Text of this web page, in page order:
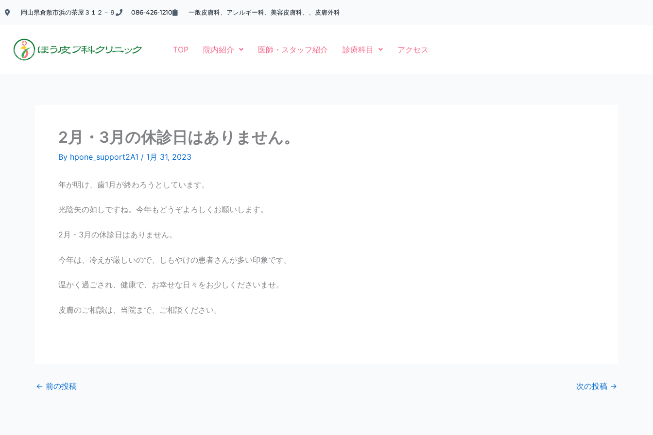
容
岡山県倉敷市浜の茶屋３１２－９ 086-426-1210 一般皮膚科、アレルギー科、美容皮膚科、、皮膚外科
TOP 院内紹介 医師・スタッフ紹介 診療科目 アクセス
2月・3月の休診日はありません。
By hpone_support2A1 / 1月 31, 2023
年が明け、歯1月が終わろうとしています。
光陰矢の如しですね。今年もどうぞよろしくお願いします。
2月・3月の休診日はありません。
今年は、冷えが厳しいので、しもやけの患者さんが多い印象です。
温かく過ごされ、健康で、お幸せな日々をお少しくださいませ。
皮膚のご相談は、当院まで、ご相談ください。
← 前の投稿 次の投稿 →